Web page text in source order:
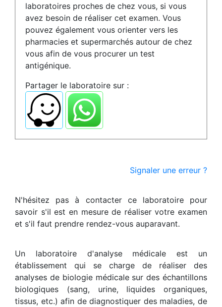
laboratoires proches de chez vous, si vous
avez besoin de réaliser cet examen. Vous
pouvez également vous orienter vers les
pharmacies et supermarchés autour de chez
vous afin de vous procurer un test
antigénique.
Partager le laboratoire sur :
Signaler une erreur ?
N'hésitez pas à contacter ce laboratoire pour
savoir s'il est en mesure de réaliser votre examen
et s'il faut prendre rendez-vous auparavant.
Un laboratoire d'analyse médicale est un
établissement qui se charge de réaliser des
analyses de biologie médicale sur des échantillons
biologiques (sang, urine, liquides organiques,
tissus, etc.) afin de diagnostiquer des maladies, de